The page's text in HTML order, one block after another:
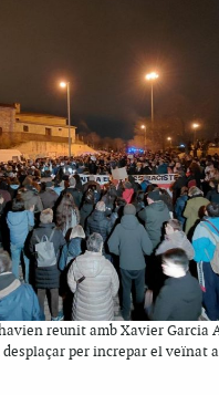
reunit amb Xavier Garcia
per increpar el veïnat